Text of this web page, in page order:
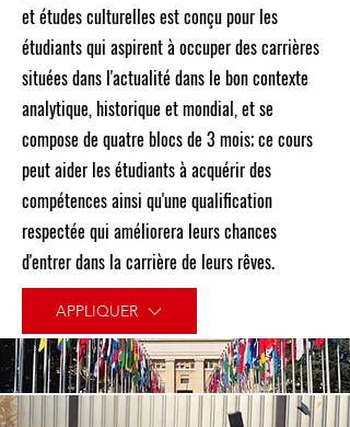
et études culturelles est conçu pour les
étudiants qui aspirent à occuper des carrières
situées dans l'actualité dans le bon contexte
analytique, historique et mondial, et se
compose de quatre blocs de 3 mois; ce cours
peut aider les étudiants à acquérir des
compétences ainsi qu'une qualification
respectée qui améliorera leurs chances
d'entrer dans la carrière de leurs rêves.
APPLIQUER